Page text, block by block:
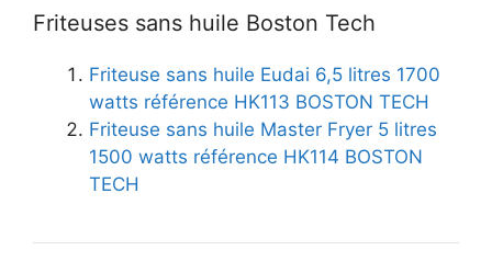
Friteuses sans huile Boston Tech
Friteuse sans huile Eudai 6,5 litres 1700
watts référence HK113 BOSTON TECH
Friteuse sans huile Master Fryer 5 litres
1500 watts référence HK114 BOSTON
TECH